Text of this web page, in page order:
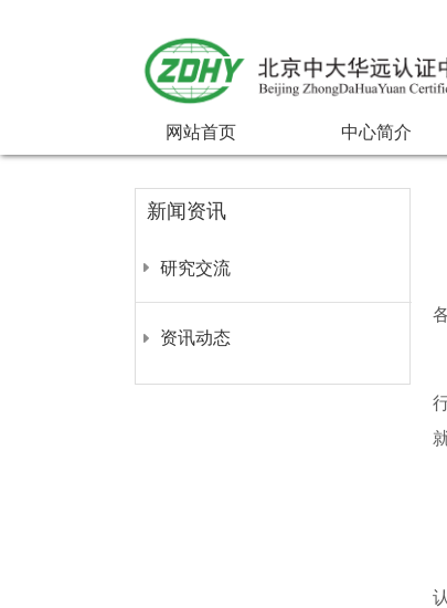
网站首页 中心简介
新闻资讯
研究交流
资讯动态